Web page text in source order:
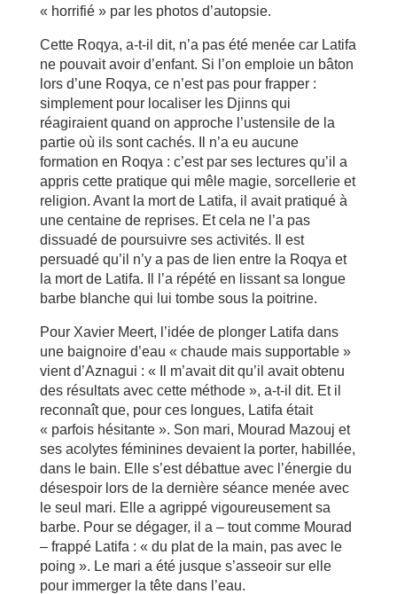
« horrifié » par les photos d’autopsie.
Cette Roqya, a-t-il dit, n’a pas été menée car Latifa
ne pouvait avoir d’enfant. Si l’on emploie un bâton
lors d’une Roqya, ce n’est pas pour frapper :
simplement pour localiser les Djinns qui
réagiraient quand on approche l’ustensile de la
partie où ils sont cachés. Il n’a eu aucune
formation en Roqya : c’est par ses lectures qu’il a
appris cette pratique qui mêle magie, sorcellerie et
religion. Avant la mort de Latifa, il avait pratiqué à
une centaine de reprises. Et cela ne l’a pas
dissuadé de poursuivre ses activités. Il est
persuadé qu’il n’y a pas de lien entre la Roqya et
la mort de Latifa. Il l’a répété en lissant sa longue
barbe blanche qui lui tombe sous la poitrine.
Pour Xavier Meert, l’idée de plonger Latifa dans
une baignoire d’eau « chaude mais supportable »
vient d’Aznagui : « Il m’avait dit qu’il avait obtenu
des résultats avec cette méthode », a-t-il dit. Et il
reconnaît que, pour ces longues, Latifa était
« parfois hésitante ». Son mari, Mourad Mazouj et
ses acolytes féminines devaient la porter, habillée,
dans le bain. Elle s’est débattue avec l’énergie du
désespoir lors de la dernière séance menée avec
le seul mari. Elle a agrippé vigoureusement sa
barbe. Pour se dégager, il a – tout comme Mourad
– frappé Latifa : « du plat de la main, pas avec le
poing ». Le mari a été jusque s’asseoir sur elle
pour immerger la tête dans l’eau.